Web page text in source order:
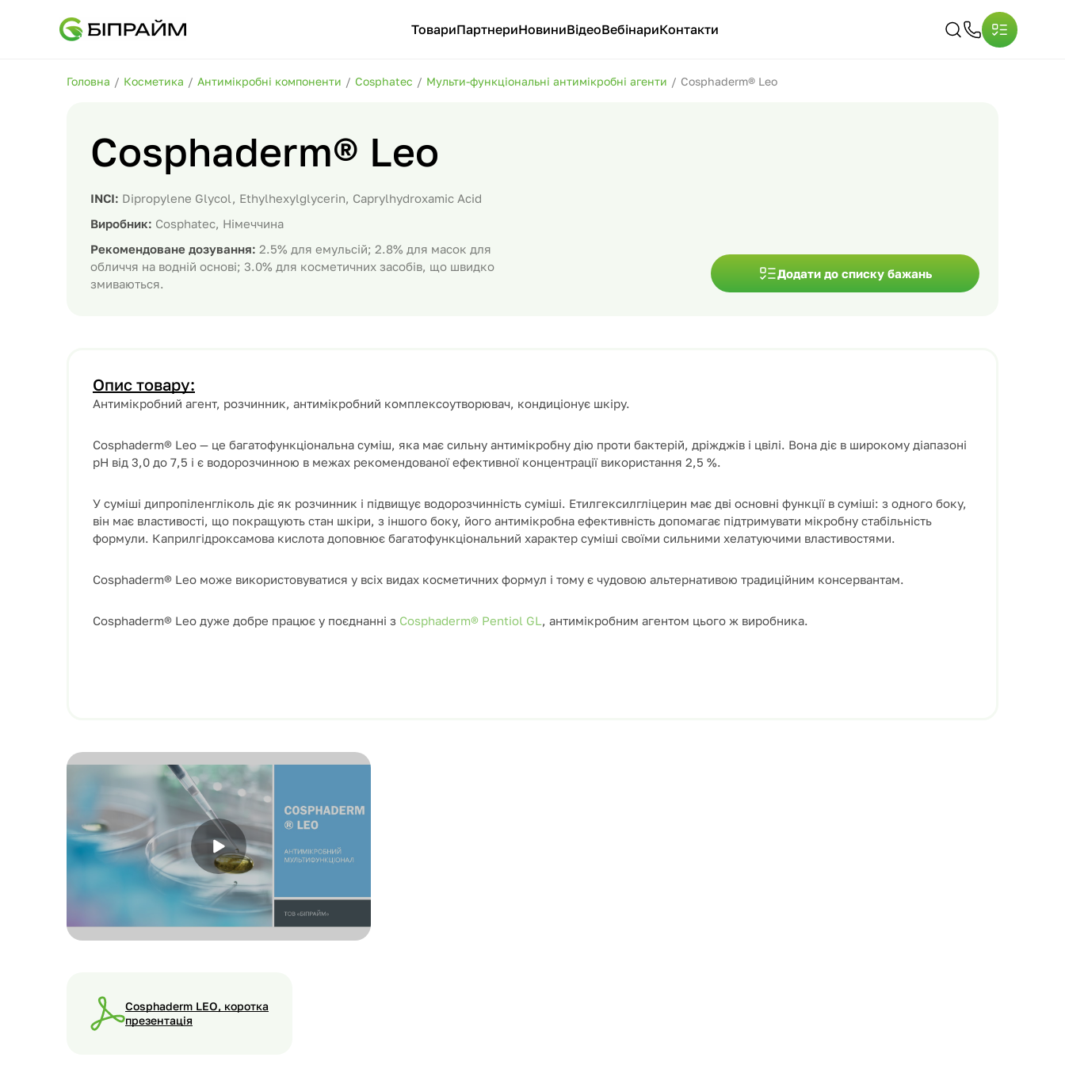
ТовариПартнериНовиниВідеоВебінариКонтакти
Головна / Косметика / Антимікробні компоненти / Cosphatec / Мульти-функціональні антимікробні агенти / Cosphaderm® Leo
Cosphaderm® Leo
INCI: Dipropylene Glycol, Ethylhexylglycerin, Caprylhydroxamic Acid
Виробник: Cosphatec, Німеччина
Рекомендоване дозування: 2.5% для емульсій; 2.8% для масок для
обличчя на водній основі; 3.0% для косметичних засобів, що швидко
змиваються.
Додати до списку бажань
Опис товару:
Антимікробний агент, розчинник, антимікробний комплексоутворювач, кондиціонує шкіру.
Cosphaderm® Leo — це багатофункціональна суміш, яка має сильну антимікробну дію проти бактерій, дріжджів і цвілі. Вона діє в широкому діапазоні
pH від 3,0 до 7,5 і є водорозчинною в межах рекомендованої ефективної концентрації використання 2,5 %.
У суміші дипропіленгліколь діє як розчинник і підвищує водорозчинність суміші. Етилгексилгліцерин має дві основні функції в суміші: з одного боку,
він має властивості, що покращують стан шкіри, з іншого боку, його антимікробна ефективність допомагає підтримувати мікробну стабільність
формули. Каприлгідроксамова кислота доповнює багатофункціональний характер суміші своїми сильними хелатуючими властивостями.
Cosphaderm® Leo може використовуватися у всіх видах косметичних формул і тому є чудовою альтернативою традиційним консервантам.
Cosphaderm® Leo дуже добре працює у поєднанні з Cosphaderm® Pentiol GL, антимікробним агентом цього ж виробника.
Cosphaderm LEO, коротка
презентація